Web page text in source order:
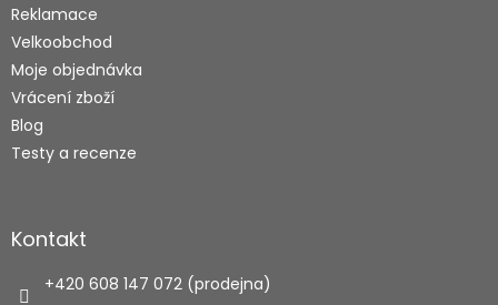
Reklamace
Velkoobchod
Moje objednávka
Vrácení zboží
Blog
Testy a recenze
Kontakt
+420 608 147 072 (prodejna)